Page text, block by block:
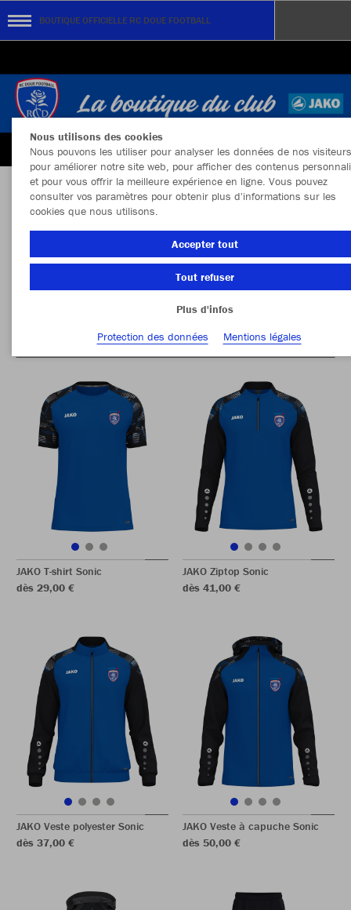
BOUTIQUE OFFICIELLE RC DOUE FOOTBALL
BOUTIQUE OFFICIELLE RC DOUE
Taille
JAKO T-shirt Sonic
dès 29,00 €
JAKO Ziptop Sonic
dès 41,00 €
JAKO Veste polyester Sonic
dès 37,00 €
JAKO Veste à capuche Sonic
dès 50,00 €
Nous utilisons des cookies
Nous pouvons les utiliser pour analyser les données de nos
pour améliorer notre site web, pour afficher des contenus
et pour vous offrir la meilleure expérience en ligne. Vous pouvez
consulter vos paramètres pour obtenir plus d'informations sur les
cookies que nous utilisons.
Accepter tout
Tout refuser
Plus d'infos
Protection des données
Mentions légales